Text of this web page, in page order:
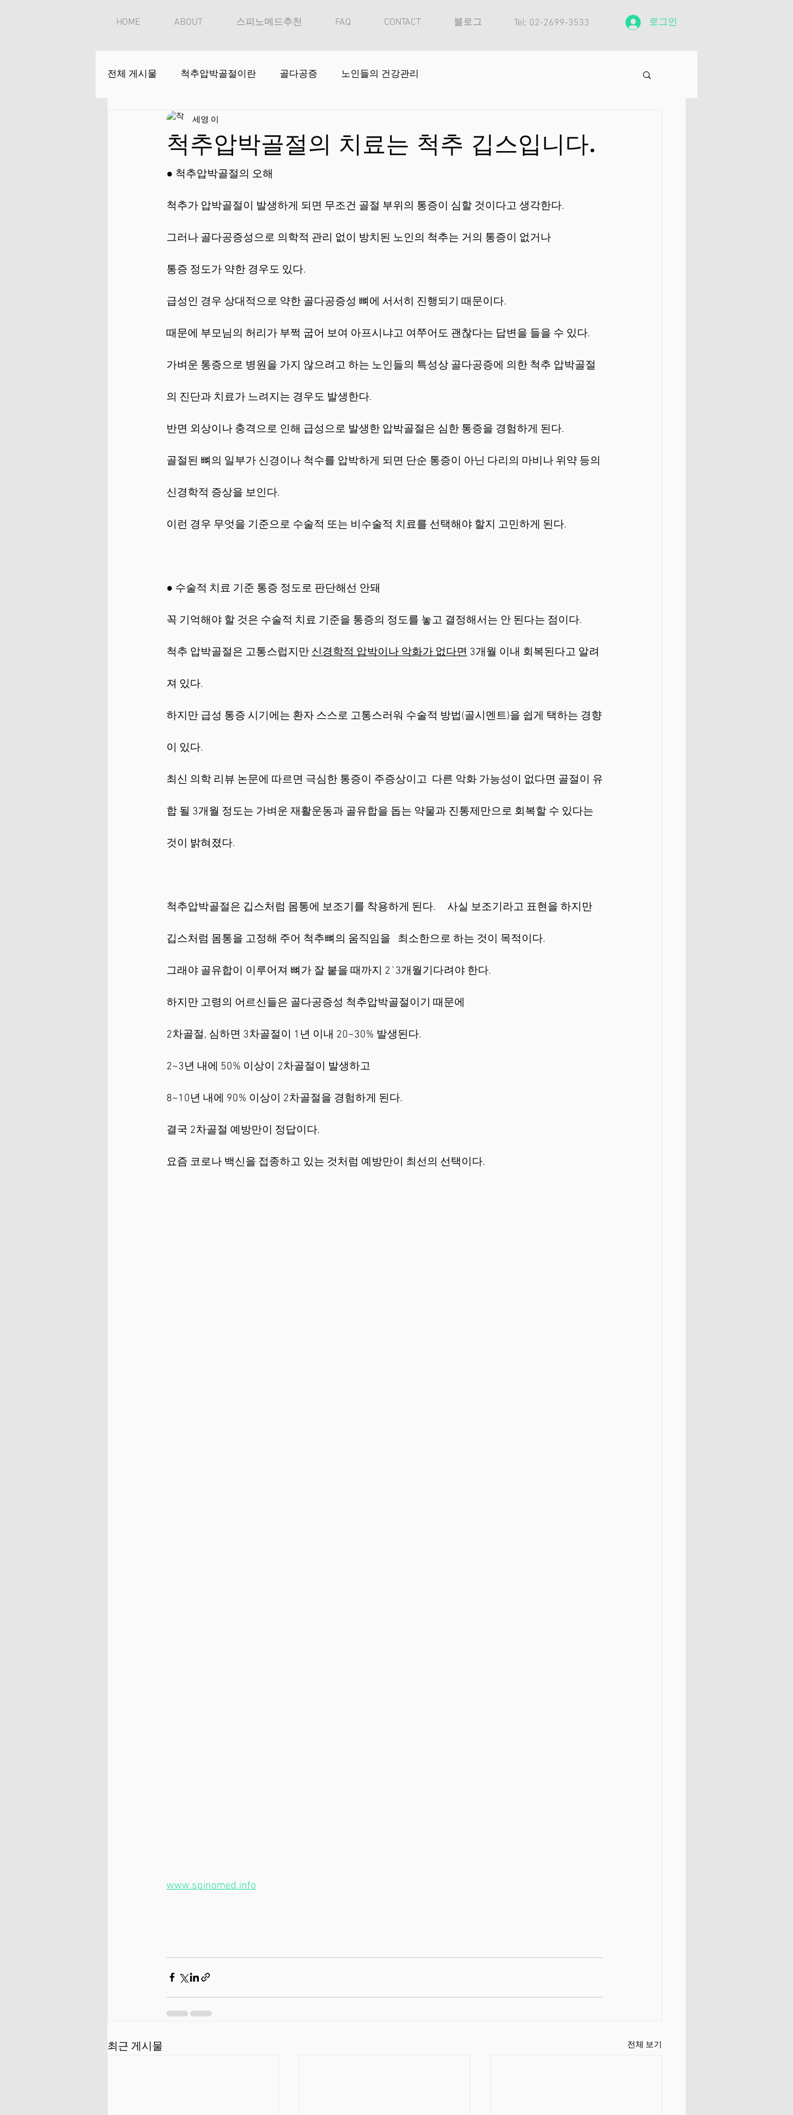
HOME ABOUT 스피노메드추천 FAQ CONTACT 블로그 Tel: 02-2699-3533 로그인
전체 게시물 척추압박골절이란 골다공증 노인들의 건강관리
척추압박골절의 치료는 척추 깁스입니다.
세영 이
● 척추압박골절의 오해
척추가 압박골절이 발생하게 되면 무조건 골절 부위의 통증이 심할 것이다고 생각한다.
그러나 골다공증성으로 의학적 관리 없이 방치된 노인의 척추는 거의 통증이 없거나
통증 정도가 약한 경우도 있다.
급성인 경우 상대적으로 약한 골다공증성 뼈에 서서히 진행되기 때문이다.
때문에 부모님의 허리가 부쩍 굽어 보여 아프시냐고 여쭈어도 괜찮다는 답변을 들을 수 있다.
가벼운 통증으로 병원을 가지 않으려고 하는 노인들의 특성상 골다공증에 의한 척추 압박골절
의 진단과 치료가 느려지는 경우도 발생한다.
반면 외상이나 충격으로 인해 급성으로 발생한 압박골절은 심한 통증을 경험하게 된다.
골절된 뼈의 일부가 신경이나 척수를 압박하게 되면 단순 통증이 아닌 다리의 마비나 위약 등의
신경학적 증상을 보인다.
이런 경우 무엇을 기준으로 수술적 또는 비수술적 치료를 선택해야 할지 고민하게 된다.
● 수술적 치료 기준 통증 정도로 판단해선 안돼
꼭 기억해야 할 것은 수술적 치료 기준을 통증의 정도를 놓고 결정해서는 안 된다는 점이다.
척추 압박골절은 고통스럽지만 신경학적 압박이나 악화가 없다면 3개월 이내 회복된다고 알려
져 있다.
하지만 급성 통증 시기에는 환자 스스로 고통스러워 수술적 방법(골시멘트)을 쉽게 택하는 경향
이 있다.
최신 의학 리뷰 논문에 따르면 극심한 통증이 주증상이고  다른 악화 가능성이 없다면 골절이 유
합 될 3개월 정도는 가벼운 재활운동과 골유합을 돕는 약물과 진통제만으로 회복할 수 있다는
것이 밝혀졌다.
척추압박골절은 깁스처럼 몸통에 보조기를 착용하게 된다.     사실 보조기라고 표현을 하지만
깁스처럼 몸통을 고정해 주어 척추뼈의 움직임을   최소한으로 하는 것이 목적이다.
그래야 골유합이 이루어져 뼈가 잘 붙을 때까지 2`3개월기다려야 한다.
하지만 고령의 어르신들은 골다공증성 척추압박골절이기 때문에
2차골절, 심하면 3차골절이 1년 이내 20~30% 발생된다.
2~3년 내에 50% 이상이 2차골절이 발생하고
8~10년 내에 90% 이상이 2차골절을 경험하게 된다.
결국 2차골절 예방만이 정답이다.
요즘 코로나 백신을 접종하고 있는 것처럼 예방만이 최선의 선택이다.
www.spinomed.info
최근 게시물 전체 보기